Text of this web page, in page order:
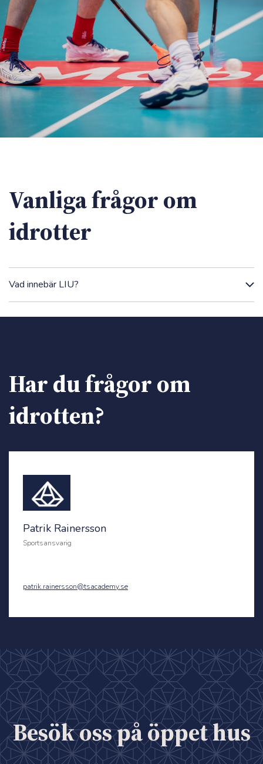
Vanliga frågor om
idrotter
Vad innebär LIU?
Har du frågor om
idrotten?
Patrik Rainersson
Sportsansvarig
patrik.rainersson@tsacademy.se
Besök oss på öppet hus